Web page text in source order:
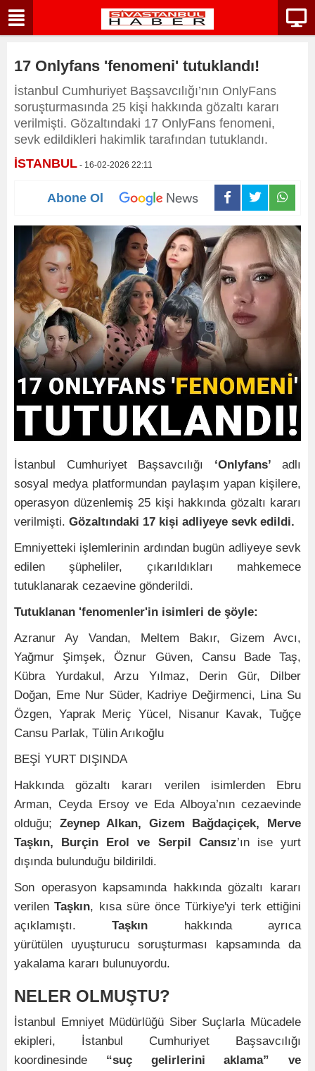
17 Onlyfans 'fenomeni' tutuklandı!
İstanbul Cumhuriyet Başsavcılığı’nın OnlyFans
soruşturmasında 25 kişi hakkında gözaltı kararı
verilmişti. Gözaltındaki 17 OnlyFans fenomeni,
sevk edildikleri hakimlik tarafından tutuklandı.
İSTANBUL - 16-02-2026 22:11
Abone Ol
İstanbul Cumhuriyet Başsavcılığı ‘Onlyfans’ adlı
sosyal medya platformundan paylaşım yapan kişilere,
operasyon düzenlemiş 25 kişi hakkında gözaltı kararı
verilmişti. Gözaltındaki 17 kişi adliyeye sevk edildi.
Emniyetteki işlemlerinin ardından bugün adliyeye sevk
edilen şüpheliler, çıkarıldıkları mahkemece
tutuklanarak cezaevine gönderildi.
Tutuklanan 'fenomenler'in isimleri de şöyle:
Azranur Ay Vandan, Meltem Bakır, Gizem Avcı,
Yağmur Şimşek, Öznur Güven, Cansu Bade Taş,
Kübra Yurdakul, Arzu Yılmaz, Derin Gür, Dilber
Doğan, Eme Nur Süder, Kadriye Değirmenci, Lina Su
Özgen, Yaprak Meriç Yücel, Nisanur Kavak, Tuğçe
Cansu Parlak, Tülin Arıkoğlu
BEŞİ YURT DIŞINDA
Hakkında gözaltı kararı verilen isimlerden Ebru
Arman, Ceyda Ersoy ve Eda Alboya’nın cezaevinde
olduğu; Zeynep Alkan, Gizem Bağdaçiçek, Merve
Taşkın, Burçin Erol ve Serpil Cansız’ın ise yurt
dışında bulunduğu bildirildi.
Son operasyon kapsamında hakkında gözaltı kararı
verilenTaşkın, kısa süre önce Türkiye'yi terk ettiğini
açıklamıştı.Taşkın hakkında ayrıca
yürütülen uyuşturucu soruşturması kapsamında da
yakalama kararı bulunuyordu.
NELER OLMUŞTU?
İstanbul Emniyet Müdürlüğü Siber Suçlarla Mücadele
ekipleri, İstanbul Cumhuriyet Başsavcılığı
koordinesinde “suç gelirlerini aklama” ve